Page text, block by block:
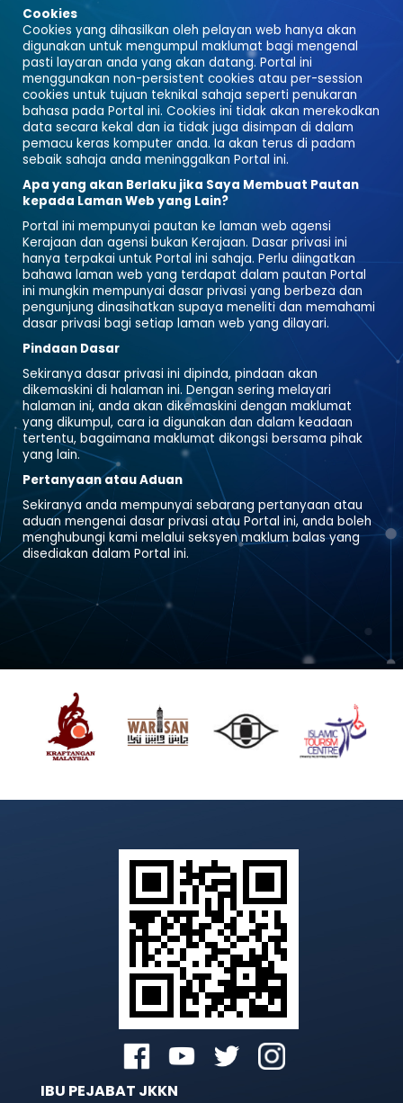
Cookies
Cookies yang dihasilkan oleh pelayan web hanya akan
digunakan untuk mengumpul maklumat bagi mengenal
pasti layaran anda yang akan datang. Portal ini
menggunakan non-persistent cookies atau per-session
cookies untuk tujuan teknikal sahaja seperti penukaran
bahasa pada Portal ini. Cookies ini tidak akan merekodkan
data secara kekal dan ia tidak juga disimpan di dalam
pemacu keras komputer anda. Ia akan terus di padam
sebaik sahaja anda meninggalkan Portal ini.
Apa yang akan Berlaku jika Saya Membuat Pautan
kepada Laman Web yang Lain?
Portal ini mempunyai pautan ke laman web agensi
Kerajaan dan agensi bukan Kerajaan. Dasar privasi ini
hanya terpakai untuk Portal ini sahaja. Perlu diingatkan
bahawa laman web yang terdapat dalam pautan Portal
ini mungkin mempunyai dasar privasi yang berbeza dan
pengunjung dinasihatkan supaya meneliti dan memahami
dasar privasi bagi setiap laman web yang dilayari.
Pindaan Dasar
Sekiranya dasar privasi ini dipinda, pindaan akan
dikemaskini di halaman ini. Dengan sering melayari
halaman ini, anda akan dikemaskini dengan maklumat
yang dikumpul, cara ia digunakan dan dalam keadaan
tertentu, bagaimana maklumat dikongsi bersama pihak
yang lain.
Pertanyaan atau Aduan
Sekiranya anda mempunyai sebarang pertanyaan atau
aduan mengenai dasar privasi atau Portal ini, anda boleh
menghubungi kami melalui seksyen maklum balas yang
disediakan dalam Portal ini.
IBU PEJABAT JKKN